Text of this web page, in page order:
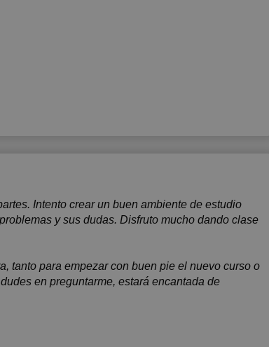
Intento crear un buen ambiente de estudio
y sus dudas. Disfruto mucho dando clase
tanto para empezar con buen pie el nuevo curso o
en preguntarme, estará encantada de